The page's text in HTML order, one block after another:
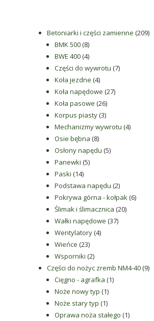
różnego
rodzaju
części
betoniarek,
maszyn
rolniczych,
także
części
zamienne.
Betoniarki i części zamienne 209209
BMK 500 88
produktów
BWE 400 44
produkty
Części do wywrotu 77
Koła jezdne 44
produkty
Koła napędowe 2727
Koła pasowe 2626
produktów
Korpus piasty 33
produkty
Mechanizmy wywrotu 44
Osie bębna 88
produktów
Osłony napędu 55
Panewki 55
Paski 1414
produktów
Podstawa napędu 22
produkty
Pokrywa górna - kołpak 66
Ślimak i ślimacznica 2020
Wałki napędowe 3737
Wentylatory 44
Wieńce 2323
produkty
Wsporniki 22
produkty
Części do nożyc zremb NM4-40 99
Cięgno - agrafka 11
Noże nowy typ 11
produkt
Noże stary typ 11
produkt
Oprawa noża stałego 11